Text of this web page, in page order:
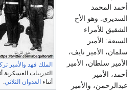
الملك فهد والأمير
التدريبات العسكرية
أثناء العدوان الثلاثي
أحمد المحمد
السديري. وهو الأخ
الشقيق للأمراء
السبعة: الأمير
سلمان، الأمير نايف،
الأمير سلطان، الأمير
أحمد، الأمير
عبدالرحمن، والأمير